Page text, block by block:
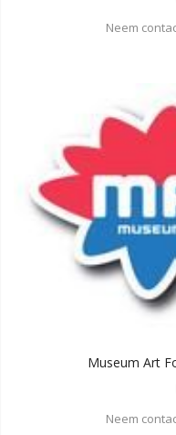
Neem
Museum Art
Neem